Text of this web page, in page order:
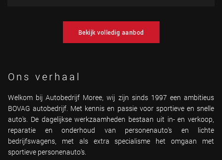
Bekijk volledig aanbod
Ons verhaal
Welkom bij Autobedrijf Moree, wij zijn sinds 1997 een ambitieus
BOVAG autobedrijf. Met kennis en passie voor sportieve en snelle
auto's. De dagelijkse werkzaamheden bestaan uit in- en verkoop,
reparatie en onderhoud van personenauto's en lichte
bedrijfswagens, met als extra specialisme het omgaan met
sportieve personenauto's.